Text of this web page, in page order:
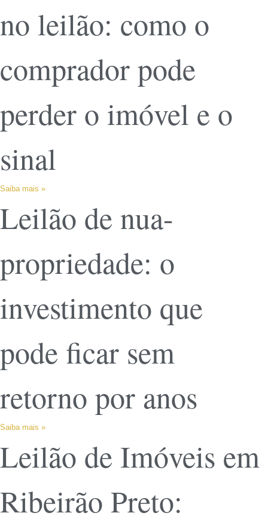
no leilão: como o
comprador pode
perder o imóvel e o
sinal
Saiba mais »
Leilão de nua-
propriedade: o
investimento que
pode ficar sem
retorno por anos
Saiba mais »
Leilão de Imóveis em
Ribeirão Preto: